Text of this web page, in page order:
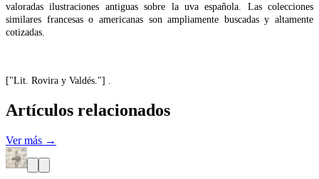
valoradas ilustraciones antiguas sobre la uva española. Las colecciones
similares francesas o americanas son ampliamente buscadas y altamente
cotizadas.
["Lit. Rovira y Valdés."] .
Artículos relacionados
Ver más →